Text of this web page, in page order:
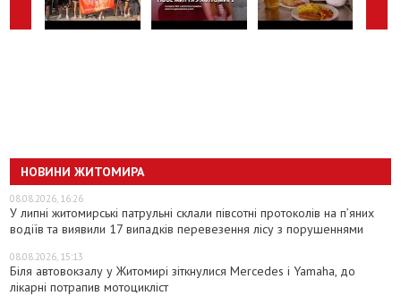
НОВИНИ ЖИТОМИРА
08.08.2026, 16:26
У липні житомирські патрульні склали півсотні протоколів на пʼяних
водіїв та виявили 17 випадків перевезення лісу з порушеннями
08.08.2026, 15:13
Біля автовокзалу у Житомирі зіткнулися Mercedes і Yamaha, до
лікарні потрапив мотоцикліст